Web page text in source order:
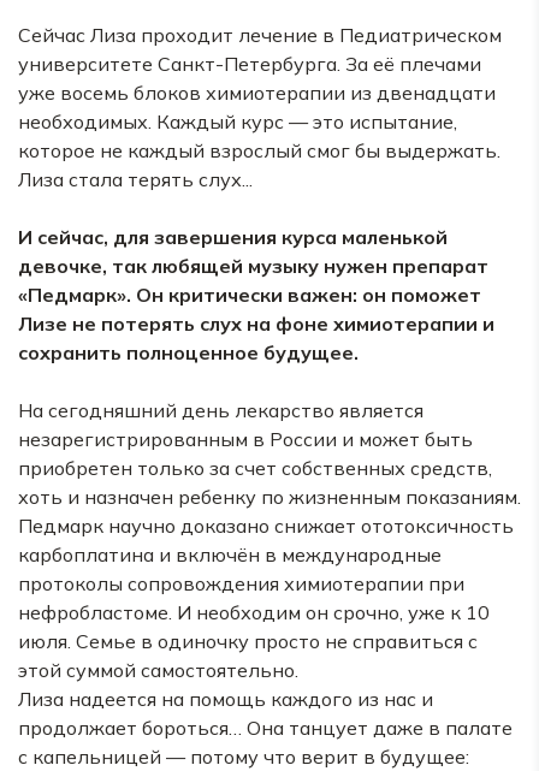
Сейчас Лиза проходит лечение в Педиатрическом
университете Санкт-Петербурга. За её плечами
уже восемь блоков химиотерапии из двенадцати
необходимых. Каждый курс — это испытание,
которое не каждый взрослый смог бы выдержать.
Лиза стала терять слух...
И сейчас, для завершения курса маленькой
девочке, так любящей музыку нужен препарат
«Педмарк». Он критически важен: он поможет
Лизе не потерять слух на фоне химиотерапии и
сохранить полноценное будущее.
На сегодняшний день лекарство является
незарегистрированным в России и может быть
приобретен только за счет собственных средств,
хоть и назначен ребенку по жизненным показаниям.
Педмарк научно доказано снижает ототоксичность
карбоплатина и включён в международные
протоколы сопровождения химиотерапии при
нефробластоме. И необходим он срочно, уже к 10
июля. Семье в одиночку просто не справиться с
этой суммой самостоятельно.
Лиза надеется на помощь каждого из нас и
продолжает бороться… Она танцует даже в палате
с капельницей — потому что верит в будущее: